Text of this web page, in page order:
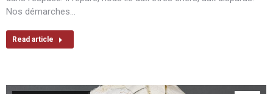
Nos démarches…
Read article